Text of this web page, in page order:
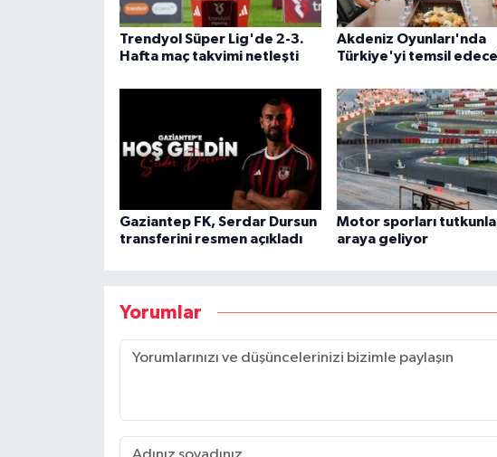
Trendyol Süper Lig'de 2-3.
Hafta maç takvimi netleşti
Akdeniz Oyunları'nda
Türkiye'yi temsil
Gaziantep FK, Serdar Dursun
transferini resmen açıkladı
Motor sporları
araya geliyor
Yorumlar